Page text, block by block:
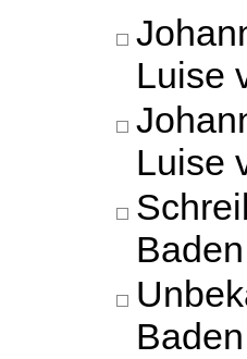
Luise
Luise
Baden
Baden